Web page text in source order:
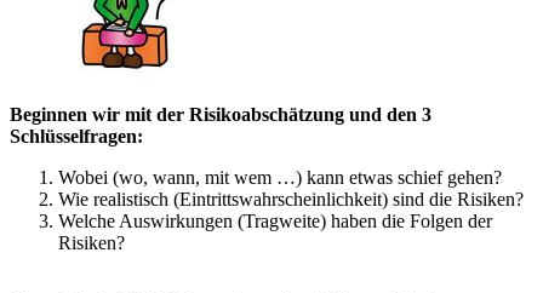
Beginnen wir mit der Risikoabschätzung und den 3
Schlüsselfragen:
Wobei (wo, wann, mit wem …) kann etwas schief gehen?
Wie realistisch (Eintrittswahrscheinlichkeit) sind die Risiken?
Welche Auswirkungen (Tragweite) haben die Folgen der
Risiken?